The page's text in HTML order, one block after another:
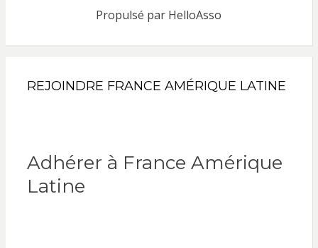
Propulsé par HelloAsso
REJOINDRE FRANCE AMÉRIQUE LATINE
Adhérer à France Amérique
Latine